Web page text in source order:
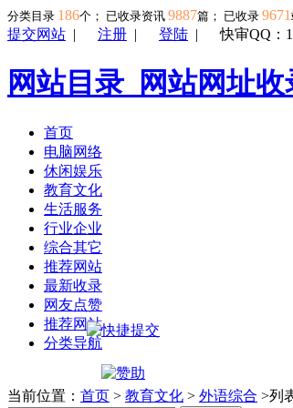
分类目录 186个； 已收录资讯 9887篇； 已收录 9671
提交网站 | 注册 | 登陆 |快审QQ：
网站目录_网站网址
首页
电脑网络
休闲娱乐
教育文化
生活服务
行业企业
综合其它
推荐网站
最新收录
网友点赞
推荐网站
分类导航
当前位置： 首页 > 教育文化 > 外语综合 >列